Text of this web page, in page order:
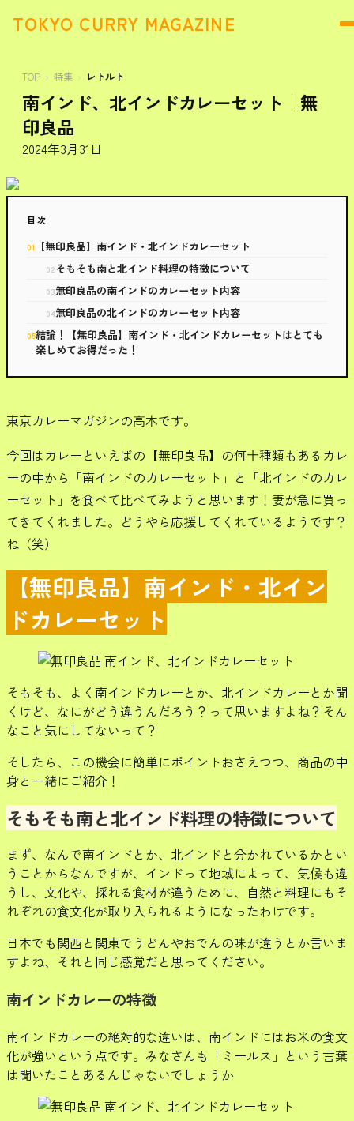
TOKYO CURRY MAGAZINE
TOP 特集 レトルト
南インド、北インドカレーセット｜無
印良品
2024年3月31日
目次
【無印良品】南インド・北インドカレーセット
そもそも南と北インド料理の特徴について
無印良品の南インドのカレーセット内容
無印良品の北インドのカレーセット内容
結論！【無印良品】南インド・北インドカレーセットはとても
楽しめてお得だった！
東京カレーマガジンの高木です。
今回はカレーといえばの【無印良品】の何十種類もあるカレ
ーの中から「南インドのカレーセット」と「北インドのカレ
ーセット」を食べて比べてみようと思います！妻が急に買っ
てきてくれました。どうやら応援してくれているようです？
ね（笑）
【無印良品】南インド・北イン
ドカレーセット
そもそも、よく南インドカレーとか、北インドカレーとか聞
くけど、なにがどう違うんだろう？って思いますよね？そん
なこと気にしてないって？
そしたら、この機会に簡単にポイントおさえつつ、商品の中
身と一緒にご紹介！
そもそも南と北インド料理の特徴について
まず、なんで南インドとか、北インドと分かれているかとい
うことからなんですが、インドって地域によって、気候も違
うし、文化や、採れる食材が違うために、自然と料理にもそ
れぞれの食文化が取り入られるようになったわけです。
日本でも関西と関東でうどんやおでんの味が違うとか言いま
すよね、それと同じ感覚だと思ってください。
南インドカレーの特徴
南インドカレーの絶対的な違いは、南インドにはお米の食文
化が強いという点です。みなさんも「ミールス」という言葉
は聞いたことあるんじゃないでしょうか